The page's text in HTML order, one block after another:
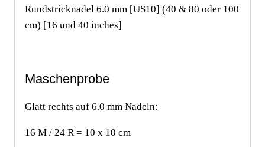
Rundstricknadel 6.0 mm [US10] (40 & 80 oder 100
cm) [16 und 40 inches]
Maschenprobe
Glatt rechts auf 6.0 mm Nadeln:
16 M / 24 R = 10 x 10 cm